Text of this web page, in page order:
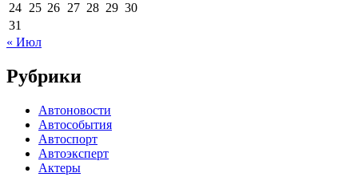
24 25 26 27 28 29 30
31
« Июл
Рубрики
Автоновости
Автособытия
Автоспорт
Автоэксперт
Актеры